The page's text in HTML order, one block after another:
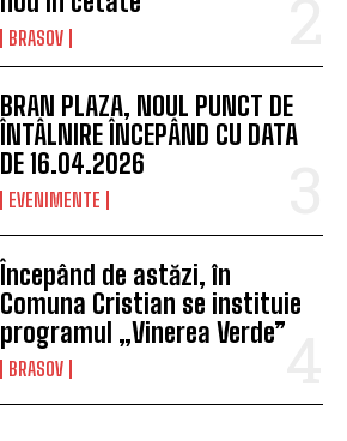
BRASOV
BRAN PLAZA, NOUL PUNCT DE
ÎNTÂLNIRE ÎNCEPÂND CU DATA
DE 16.04.2026
EVENIMENTE
Începând de astăzi, în
Comuna Cristian se instituie
programul „Vinerea Verde”
BRASOV